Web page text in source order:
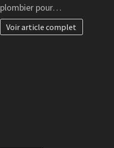
plombier pour…
Voir article complet